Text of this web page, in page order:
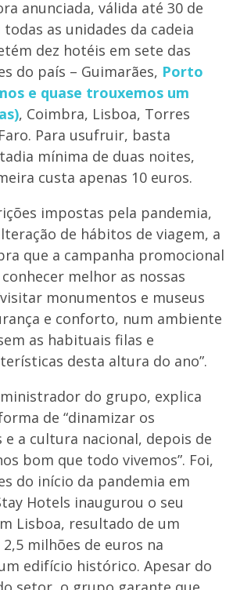
anunciada, válida até 30 de
as unidades da cadeia
dez hotéis em sete das
do país – Guimarães, Porto
e quase trouxemos um
, Coimbra, Lisboa, Torres
Para usufruir, basta
mínima de duas noites,
custa apenas 10 euros.
impostas pela pandemia,
de hábitos de viagem, a
que a campanha promocional
melhor as nossas
monumentos e museus
e conforto, num ambiente
as habituais filas e
desta altura do ano”.
do grupo, explica
de “dinamizar os
e a cultura nacional, depois de
bom que todo vivemos”. Foi,
do início da pandemia em
Hotels inaugurou o seu
Lisboa, resultado de um
milhões de euros na
edifício histórico. Apesar do